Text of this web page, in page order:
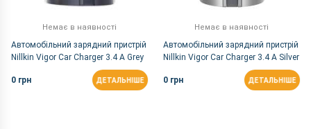
Немає в наявності
Автомобільний зарядний пристрій
Nillkin Vigor Car Charger 3.4 А Grey
0 грн
ДЕТАЛЬНІШЕ
Немає в наявності
Автомобільний зарядний пристрій
Nillkin Vigor Car Charger 3.4 А Silver
0 грн
ДЕТАЛЬНІШЕ